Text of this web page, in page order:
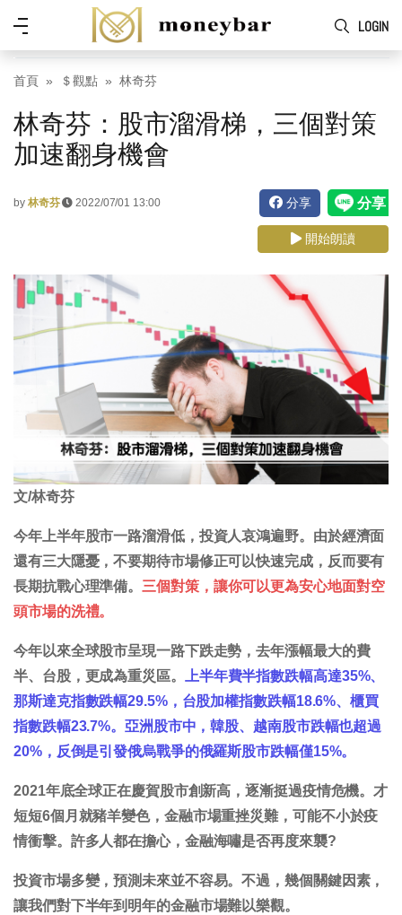
Skip to main content
LOGIN
功
能
表
首頁 ＄觀點 林奇芬
林奇芬：股市溜滑梯，三個對策
加速翻身機會
by 林奇芬 2022/07/01 13:00 分享
開始朗讀
文/林奇芬
今年上半年股市一路溜滑低，投資人哀鴻遍野。由於經濟面
還有三大隱憂，不要期待市場修正可以快速完成，反而要有
長期抗戰心理準備。三個對策，讓你可以更為安心地面對空
頭市場的洗禮。
今年以來全球股市呈現一路下跌走勢，去年漲幅最大的費
半、台股，更成為重災區。 上半年費半指數跌幅高達35%、
那斯達克指數跌幅29.5%，台股加權指數跌幅18.6%、櫃買
指數跌幅23.7%。亞洲股市中，韓股、越南股市跌幅也超過
20%，反倒是引發俄烏戰爭的俄羅斯股市跌幅僅15%。
2021年底全球正在慶賀股市創新高，逐漸挺過疫情危機。才
短短6個月就豬羊變色，金融市場重挫災難，可能不小於疫
情衝擊。許多人都在擔心，金融海嘯是否再度來襲?
投資市場多變，預測未來並不容易。不過，幾個關鍵因素，
讓我們對下半年到明年的金融市場難以樂觀。